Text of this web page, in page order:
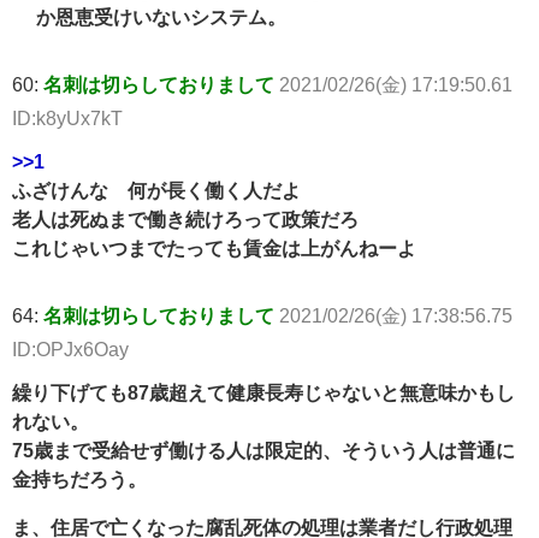
か恩恵受けいないシステム。
60: 名刺は切らしておりまして 2021/02/26(金) 17:19:50.61
ID:k8yUx7kT
>>1
ふざけんな 何が長く働く人だよ
老人は死ぬまで働き続けろって政策だろ
これじゃいつまでたっても賃金は上がんねーよ
64: 名刺は切らしておりまして 2021/02/26(金) 17:38:56.75
ID:OPJx6Oay
繰り下げても87歳超えて健康長寿じゃないと無意味かもし
れない。
75歳まで受給せず働ける人は限定的、そういう人は普通に
金持ちだろう。
ま、住居で亡くなった腐乱死体の処理は業者だし行政処理